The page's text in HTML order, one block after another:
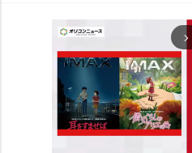
arrow_forward_ios